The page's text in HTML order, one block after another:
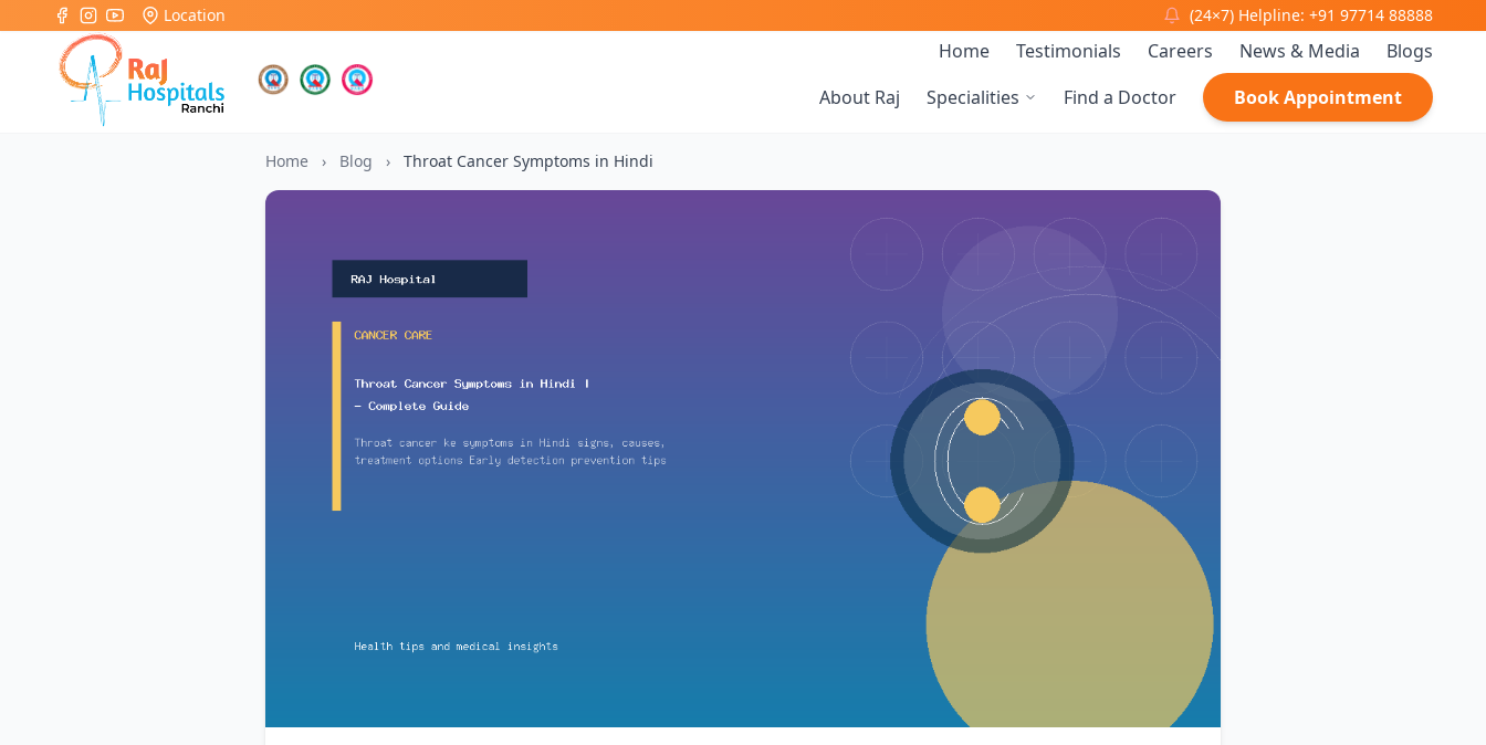
Location (24×7) Helpline: +91 97714 88888
Home Testimonials Careers News & Media
Blogs
About Raj
Specialities Find a Doctor Book Appointment
Home › Blog › Throat Cancer Symptoms in Hindi